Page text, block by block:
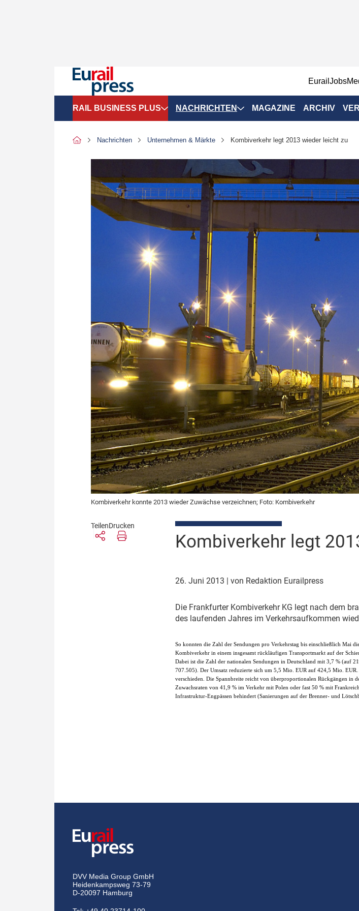
EurailJobs
RAIL BUSINESS PLUS
SPNV-Marktdaten
Bilanzen
Verbände: Wer spricht für
Marktplatz: Wer macht was?
Thema des Monats
Dossier: Generalsanierung
Dossier: ETCS
Dossier:
Stellwerksbesetzung
NACHRICHTEN
Personen & Positionen
Unternehmen & Märkte
Betrieb & Services
Fahrzeuge & Komponenten
Infrastruktur & Ausrüstung
ÖPNV
MAGAZINE ARCHIV
Nachrichten Unternehmen & Märkte Kombiverkehr legt 2013 wieder leicht zu
Kombiverkehr legt
Kombiverkehr konnte 2013 wieder Zuwächse verzeichnen; Foto: Kombiverkehr
26. Juni 2013 | von Redaktion Eurailpress
Die Frankfurter Kombiverkehr KG legt nach dem
des laufenden Jahres im Verkehrsaufkommen
So konnten die Zahl der Sendungen pro Verkehrstag bis einschließlich Mai
Kombiverkehr in einem insgesamt rückläufigen Transportmarkt auf der
Dabei ist die Zahl der nationalen Sendungen in Deutschland mit 3,7 % (auf
707.505). Der Umsatz reduzierte sich um 5,5 Mio. EUR auf 424,5 Mio.
verschieden. Die Spannbreite reicht von überproportionalen Rückgängen in
Zuwachsraten von 41,9 % im Verkehr mit Polen oder fast 50 % mit
Infrastruktur-Engpässen behindert (Sanierungen auf der Brenner- und
TeilenDrucken
DVV Media Group GmbH
Heidenkampsweg 73-79
D-20097 Hamburg